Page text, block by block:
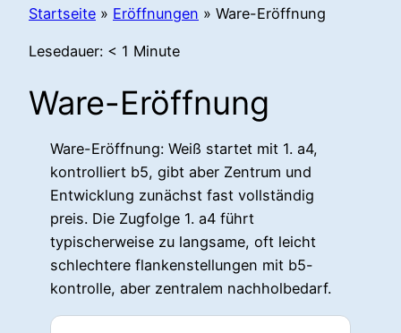
Startseite » Eröffnungen » Ware-Eröffnung
Lesedauer: < 1 Minute
Ware-Eröffnung
Ware-Eröffnung: Weiß startet mit 1. a4,
kontrolliert b5, gibt aber Zentrum und
Entwicklung zunächst fast vollständig
preis. Die Zugfolge 1. a4 führt
typischerweise zu langsame, oft leicht
schlechtere flankenstellungen mit b5-
kontrolle, aber zentralem nachholbedarf.